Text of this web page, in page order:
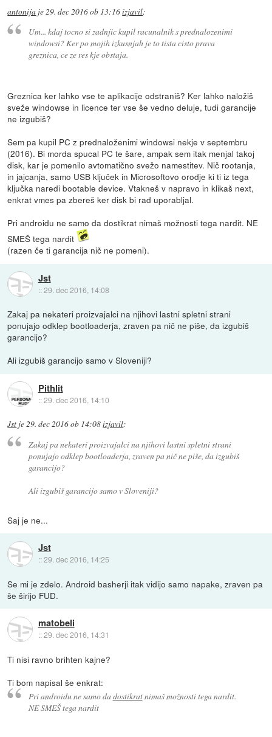
antonija je29. dec 2016 ob 13:16izjavil:
Um... kdaj tocno si zadnjic kupil racunalnik s prednalozenimi
windowsi? Ker po mojih izkusnjah je to tista cisto prava
greznica, ce ze res kje obstaja.
Greznica ker lahko vse te aplikacije odstraniš? Ker lahko naložiš
sveže windowse in licence ter vse še vedno deluje, tudi garancije
ne izgubiš?
Sem pa kupil PC z prednaloženimi windowsi nekje v septembru
(2016). Bi morda spucal PC te šare, ampak sem itak menjal takoj
disk, kar je pomenilo avtomatično svežo namestitev. Nič rootanja,
in jajcanja, samo USB ključek in Microsoftovo orodje ki ti iz tega
ključka naredi bootable device. Vtakneš v napravo in klikaš next,
enkrat vmes pa zbereš ker disk bi rad uporabljal.
Pri androidu ne samo da dostikrat nimaš možnosti tega nardit. NE
SMEŠ tega nardit
(razen če ti garancija nič ne pomeni).
Jst
::29. dec 2016, 14:08
Zakaj pa nekateri proizvajalci na njihovi lastni spletni strani
ponujajo odklep bootloaderja, zraven pa nič ne piše, da izgubiš
garancijo?
Ali izgubiš garancijo samo v Sloveniji?
Pithlit
::29. dec 2016, 14:10
Jst je29. dec 2016 ob 14:08izjavil:
Zakaj pa nekateri proizvajalci na njihovi lastni spletni strani
ponujajo odklep bootloaderja, zraven pa nič ne piše, da izgubiš
garancijo?
Ali izgubiš garancijo samo v Sloveniji?
Saj je ne...
Jst
::29. dec 2016, 14:25
Se mi je zdelo. Android basherji itak vidijo samo napake, zraven pa
še širijo FUD.
matobeli
::29. dec 2016, 14:31
Ti nisi ravno brihten kajne?
Ti bom napisal še enkrat:
Pri androidu ne samo dadostikratnimaš možnosti tega nardit.
NE SMEŠ tega nardit